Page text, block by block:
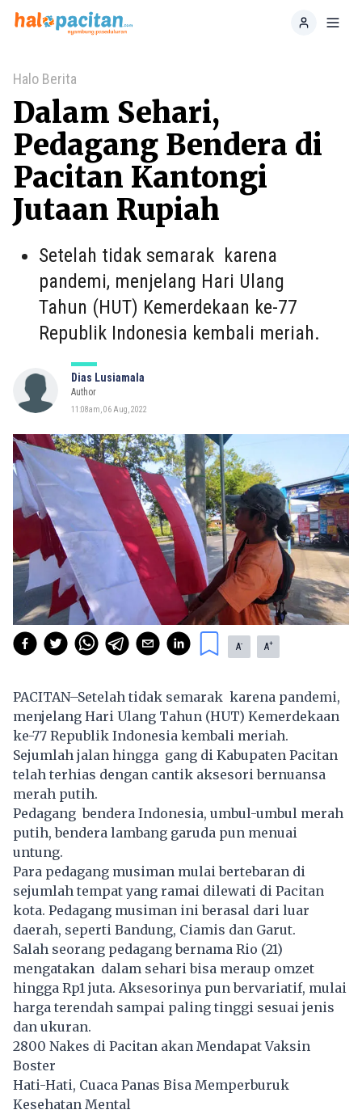
Home
Halo Berita
Dalam Sehari,
Pedagang Bendera di
Pacitan Kantongi
Jutaan Rupiah
Setelah tidak semarak karena
pandemi, menjelang Hari Ulang
Tahun (HUT) Kemerdekaan ke-77
Republik Indonesia kembali meriah.
Dias Lusiamala
Author
11:08am, 06 Aug, 2022
A- A+
PACITAN–Setelah tidak semarak karena pandemi,
menjelang Hari Ulang Tahun (HUT) Kemerdekaan
ke-77 Republik Indonesia kembali meriah.
Sejumlah jalan hingga gang di Kabupaten Pacitan
telah terhias dengan cantik aksesori bernuansa
merah putih.
Pedagang bendera Indonesia, umbul-umbul merah
putih, bendera lambang garuda pun menuai
untung.
Para pedagang musiman mulai bertebaran di
sejumlah tempat yang ramai dilewati di Pacitan
kota. Pedagang musiman ini berasal dari luar
daerah, seperti Bandung, Ciamis dan Garut.
Salah seorang pedagang bernama Rio (21)
mengatakan dalam sehari bisa meraup omzet
hingga Rp1 juta. Aksesorinya pun bervariatif, mulai
harga terendah sampai paling tinggi sesuai jenis
dan ukuran.
2800 Nakes di Pacitan akan Mendapat Vaksin
Boster
Hati-Hati, Cuaca Panas Bisa Memperburuk
Kesehatan Mental